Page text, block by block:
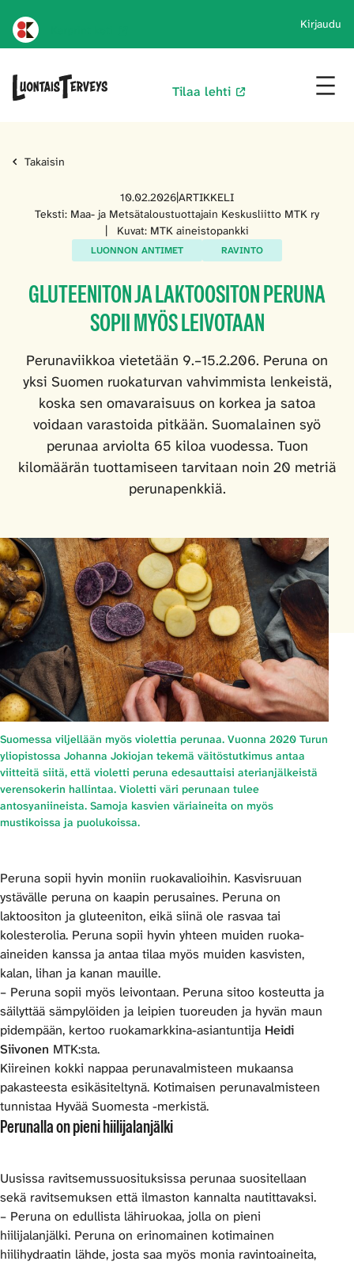
Kirjaudu
Tilaa lehti
Takaisin
10.02.2026ARTIKKELI
Teksti: Maa- ja Metsätaloustuottajain Keskusliitto MTK ry
Kuvat: MTK aineistopankki
LUONNON ANTIMET RAVINTO
GLUTEENITON JA LAKTOOSITON PERUNA
SOPII MYÖS LEIVOTAAN
Perunaviikkoa vietetään 9.–15.2.206. Peruna on
yksi Suomen ruokaturvan vahvimmista lenkeistä,
koska sen omavaraisuus on korkea ja satoa
voidaan varastoida pitkään. Suomalainen syö
perunaa arviolta 65 kiloa vuodessa. Tuon
kilomäärän tuottamiseen tarvitaan noin 20 metriä
perunapenkkiä.
Suomessa viljellään myös violettia perunaa. Vuonna 2020 Turun
yliopistossa Johanna Jokiojan tekemä väitöstutkimus antaa
viitteitä siitä, että violetti peruna edesauttaisi aterianjälkeistä
verensokerin hallintaa. Violetti väri perunaan tulee
antosyaniineista. Samoja kasvien väriaineita on myös
mustikoissa ja puolukoissa.
Peruna sopii hyvin moniin ruokavalioihin. Kasvisruuan
ystävälle peruna on kaapin perusaines. Peruna on
laktoositon ja gluteeniton, eikä siinä ole rasvaa tai
kolesterolia. Peruna sopii hyvin yhteen muiden ruoka-
aineiden kanssa ja antaa tilaa myös muiden kasvisten,
kalan, lihan ja kanan mauille.
– Peruna sopii myös leivontaan. Peruna sitoo kosteutta ja
säilyttää sämpylöiden ja leipien tuoreuden ja hyvän maun
pidempään, kertoo ruokamarkkina-asiantuntija Heidi
Siivonen MTK:sta.
Kiireinen kokki nappaa perunavalmisteen mukaansa
pakasteesta esikäsiteltynä. Kotimaisen perunavalmisteen
tunnistaa Hyvää Suomesta -merkistä.
Perunalla on pieni hiilijalanjälki
Uusissa ravitsemussuosituksissa perunaa suositellaan
sekä ravitsemuksen että ilmaston kannalta nautittavaksi.
– Peruna on edullista lähiruokaa, jolla on pieni
hiilijalanjälki. Peruna on erinomainen kotimainen
hiilihydraatin lähde, josta saa myös monia ravintoaineita,